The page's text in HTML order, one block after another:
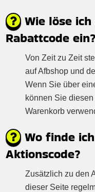
Wie löse
Rabattcode ein?
Von Zeit zu Zeit
auf Afbshop und
Wenn Sie über
können Sie
Warenkorb
Wo finde
Aktionscode?
Zusätzlich zu den
dieser Seite